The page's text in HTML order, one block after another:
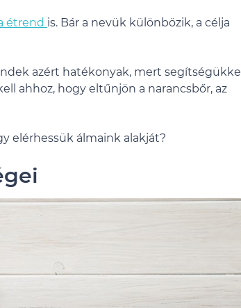
étrend is. Bár a nevük különbözik, a célja
azért hatékonyak, mert segítségükkel
ahhoz, hogy eltűnjön a narancsbőr, az
elérhessük álmaink alakját?